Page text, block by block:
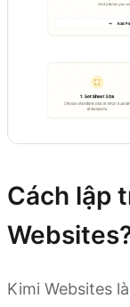
Cách lập
Kimi Websites